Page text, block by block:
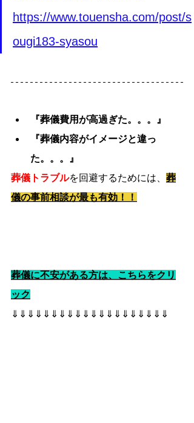
https://www.touensha.com/post/s
ougi183-syasou
『葬儀費用が高過ぎた。。。』
『葬儀内容がイメージと違っ
た。。。』
葬儀トラブルを回避するためには、 葬
儀の事前相談が最も有効！！
葬儀に不安がある方は、こちらをクリ
ック
⇓⇓⇓⇓⇓⇓⇓⇓⇓⇓⇓⇓⇓⇓⇓⇓⇓⇓⇓⇓